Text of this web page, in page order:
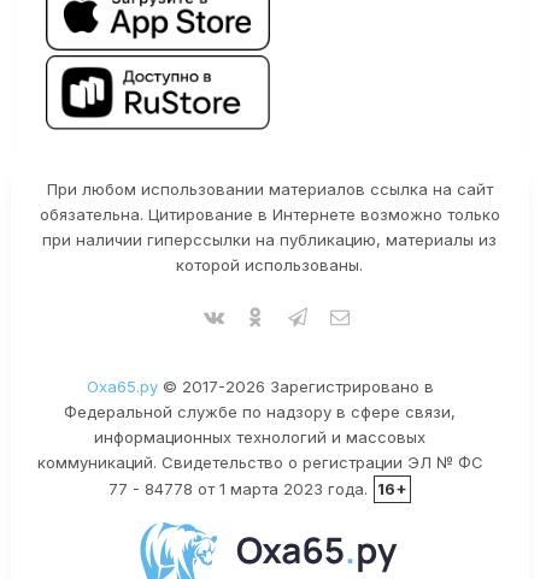
При любом использовании материалов ссылка на сайт
обязательна. Цитирование в Интернете возможно только
при наличии гиперссылки на публикацию, материалы из
которой использованы.
Оха65.ру© 2017-2026 Зарегистрировано в
Федеральной службе по надзору в сфере связи,
информационных технологий и массовых
коммуникаций. Свидетельство о регистрации ЭЛ № ФС
77 - 84778 от 1 марта 2023 года.
16+